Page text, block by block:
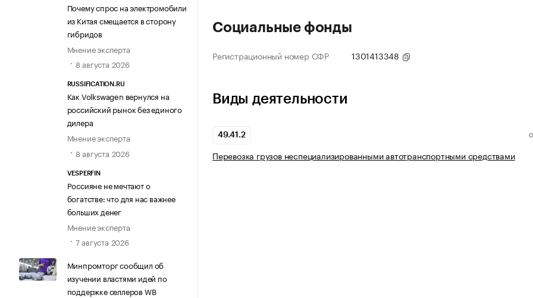
Почему спрос на электромобили
из Китая смещается в сторону
гибридов
Мнение эксперта
8 августа 2026
RUSSIFICATION.RU
Как Volkswagen вернулся на
российский рынок без единого
дилера
Мнение эксперта
8 августа 2026
VESPERFIN
Россияне не мечтают о
богатстве: что для нас важнее
больших денег
Мнение эксперта
7 августа 2026
Минпромторг сообщил об
изучении властями идей по
поддержке селлеров WB
Социальные фонды
Регистрационный номер СФР 1301413348
Виды деятельности
49.41.2
Перевозка грузов неспециализированными автотранспортными средствами